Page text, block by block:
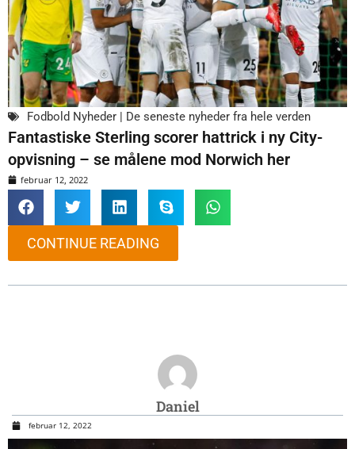
Fodbold Nyheder | De seneste nyheder fra hele verden
Fantastiske Sterling scorer hattrick i ny City-
opvisning – se målene mod Norwich her
februar 12, 2022
CONTINUE READING
Daniel
februar 12, 2022